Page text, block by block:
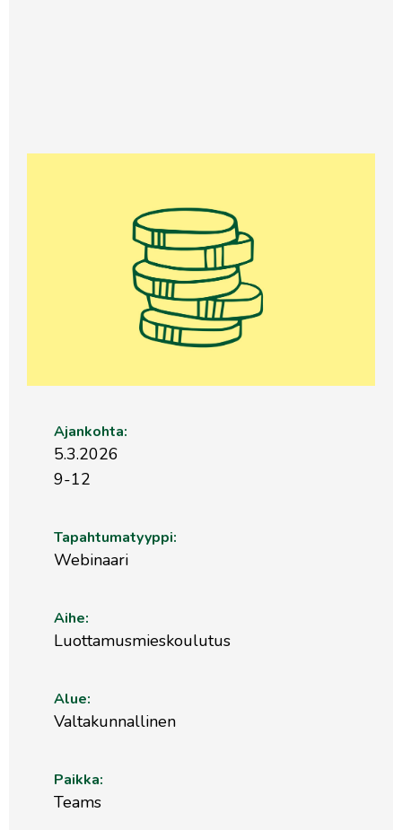
Ajankohta:
5.3.2026
9-12
Tapahtumatyyppi:
Webinaari
Aihe:
Luottamusmieskoulutus
Alue:
Valtakunnallinen
Paikka:
Teams